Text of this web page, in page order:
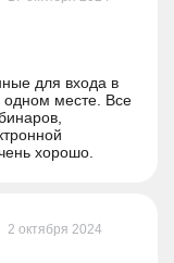
для входа в
одном месте. Все
хорошо.
2 октября 2024